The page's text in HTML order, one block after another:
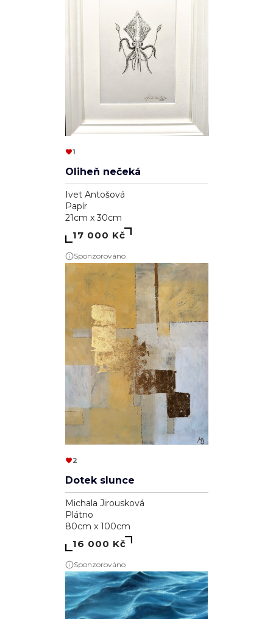
1
Oliheň nečeká
Ivet Antošová
Papír
21cm x 30cm
17 000 Kč
Sponzorováno
2
Dotek slunce
Michala Jirousková
Plátno
80cm x 100cm
16 000 Kč
Sponzorováno